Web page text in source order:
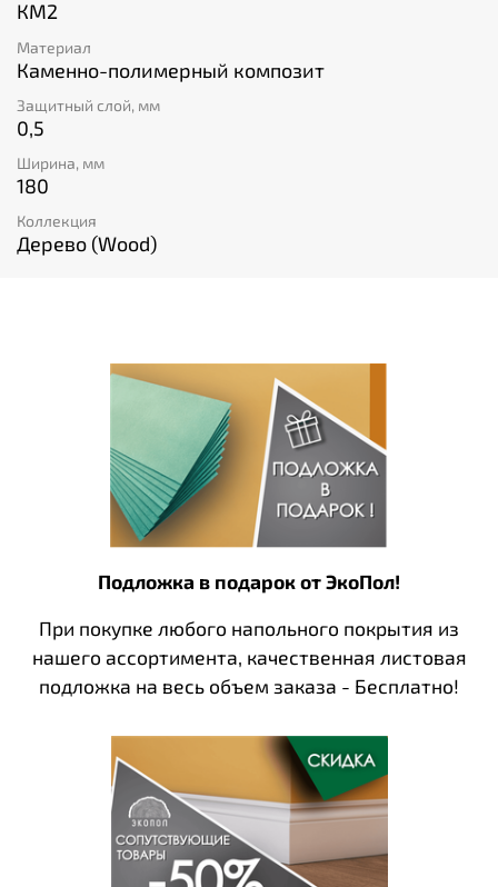
КМ2
Материал
Каменно-полимерный композит
Защитный слой, мм
0,5
Ширина, мм
180
Коллекция
Дерево (Wood)
Подложка в подарок от ЭкоПол!
При покупке любого напольного покрытия из
нашего ассортимента, качественная листовая
подложка на весь объем заказа - Бесплатно!